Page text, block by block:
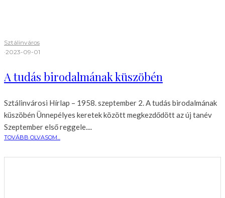
Sztálinváros
·2023-09-01
A tudás birodalmának küszöbén
Sztálinvárosi Hírlap – 1958. szeptember 2. A tudás birodalmának
küszöbén Ünnepélyes keretek között megkezdődött az új tanév
Szeptember első reggele....
TOVÁBB OLVASOM...